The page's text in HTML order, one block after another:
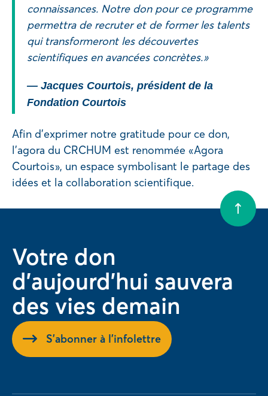
connaissances. Notre don pour ce programme
permettra de recruter et de former les talents
qui transformeront les découvertes
scientifiques en avancées concrètes. »
— Jacques Courtois, président de la
Fondation Courtois
Afin d’exprimer notre gratitude pour ce don,
l’agora du CRCHUM est renommée « Agora
Courtois », un espace symbolisant le partage des
idées et la collaboration scientifique.
Votre don
d'aujourd'hui sauvera
des vies demain
S'abonner à l'infolettre